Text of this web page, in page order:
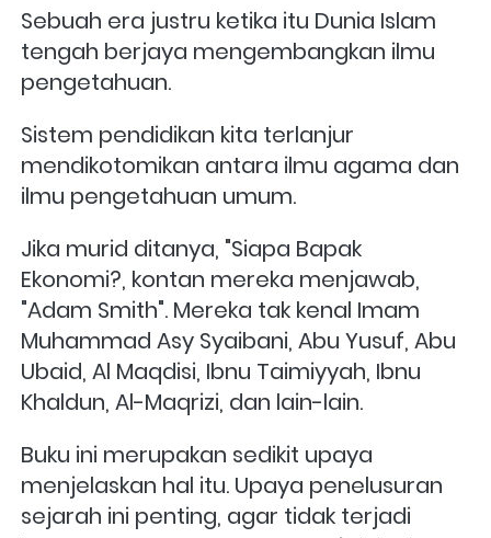
Sebuah era justru ketika itu Dunia Islam
tengah berjaya mengembangkan ilmu
pengetahuan.
Sistem pendidikan kita terlanjur
mendikotomikan antara ilmu agama dan
ilmu pengetahuan umum.
Jika murid ditanya, "Siapa Bapak
Ekonomi?, kontan mereka menjawab,
"Adam Smith". Mereka tak kenal Imam
Muhammad Asy Syaibani, Abu Yusuf, Abu
Ubaid, Al Maqdisi, Ibnu Taimiyyah, Ibnu
Khaldun, Al-Maqrizi, dan lain-lain.
Buku ini merupakan sedikit upaya
menjelaskan hal itu. Upaya penelusuran
sejarah ini penting, agar tidak terjadi